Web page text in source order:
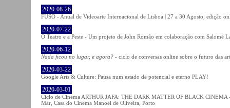
2020-08-26
FUSO - Anual de Videoarte Internacional de Lisboa | 27 a 30 Agosto, edição
2020-07-22
O Teatro e a Peste - Um projeto de John Romão em colaboração com Salomé
2020-06-12
Nada ficou no lugar, e agora? - ciclo de conversas online sobre o futuro das
2020-03-22
Google Arts & Culture: Pausa num estado de potencial e eterno PLAY!
2020-03-01
Ciclo de Cinema ARTHUR JAFA: THE DARK MATTER OF BLACK
Mar, Casa do Cinema Manoel de Oliveira, Porto